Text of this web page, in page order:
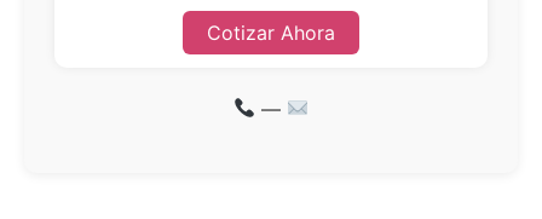
Cotizar Ahora
—